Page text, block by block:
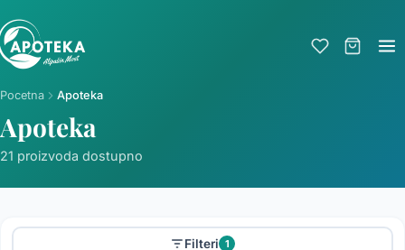
Pocetna Apoteka
Apoteka
21 proizvoda dostupno
Filteri 1